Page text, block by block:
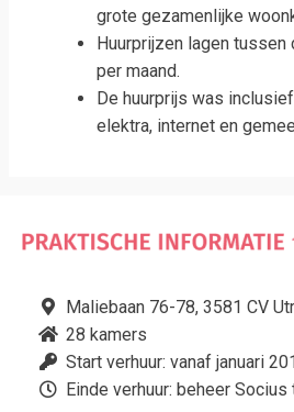
grote gezamenlijke
Huurprijzen lagen
per maand.
De huurprijs was
elektra, internet en
Maliebaan 76-78, 3581 CV
28 kamers
Start verhuur: vanaf januari
Einde verhuur: beheer